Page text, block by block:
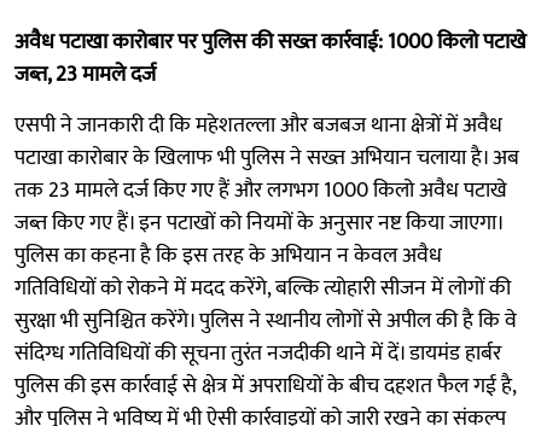
अवैध पटाखा कारोबार पर पुलिस की सख्त कार्रवाई: 1000 किलो पटाखे
जब्त, 23 मामले दर्ज
एसपी ने जानकारी दी कि महेशतल्ला और बजबज थाना क्षेत्रों में अवैध
पटाखा कारोबार के खिलाफ भी पुलिस ने सख्त अभियान चलाया है। अब
तक 23 मामले दर्ज किए गए हैं और लगभग 1000 किलो अवैध पटाखे
जब्त किए गए हैं। इन पटाखों को नियमों के अनुसार नष्ट किया जाएगा।
पुलिस का कहना है कि इस तरह के अभियान न केवल अवैध
गतिविधियों को रोकने में मदद करेंगे, बल्कि त्योहारी सीजन में लोगों की
सुरक्षा भी सुनिश्चित करेंगे। पुलिस ने स्थानीय लोगों से अपील की है कि वे
संदिग्ध गतिविधियों की सूचना तुरंत नजदीकी थाने में दें। डायमंड हार्बर
पुलिस की इस कार्रवाई से क्षेत्र में अपराधियों के बीच दहशत फैल गई है,
और पुलिस ने भविष्य में भी ऐसी कार्रवाइयों को जारी रखने का संकल्प